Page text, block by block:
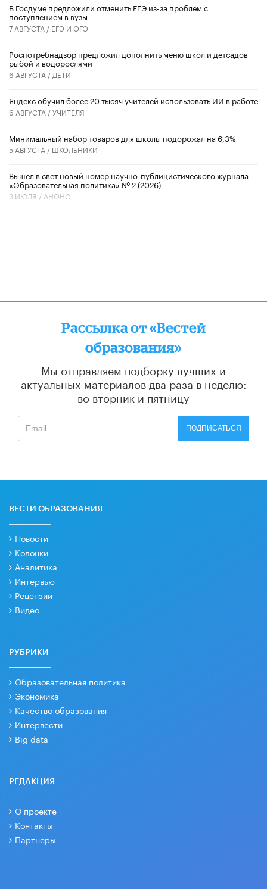
В Госдуме предложили отменить ЕГЭ из-за проблем с
поступлением в вузы
7 АВГУСТА / ЕГЭ И ОГЭ
Роспотребнадзор предложил дополнить меню школ и детсадов
рыбой и водорослями
6 АВГУСТА / ДЕТИ
​Яндекс обучил более 20 тысяч учителей использовать ИИ в работе
6 АВГУСТА /УЧИТЕЛЯ
Минимальный набор товаров для школы подорожал на 6,3%
5 АВГУСТА / ШКОЛЬНИКИ
Вышел в свет новый номер научно-публицистического журнала
«Образовательная политика» № 2 (2026)
3 ИЮЛЯ / АНОНС
Рассылка от «Вестей
образования»
Мы отправляем подборку лучших и
актуальных материалов два раза в неделю:
во вторник и пятницу
ПОДПИСАТЬСЯ
ВЕСТИ ОБРАЗОВАНИЯ
Новости
Колонки
Аналитика
Интервью
Рецензии
Видео
РУБРИКИ
Образовательная политика
Экономика
Качество образования
Интервести
Big data
РЕДАКЦИЯ
О проекте
Контакты
Партнеры